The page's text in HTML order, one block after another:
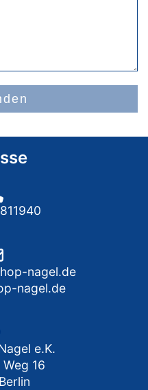
nagel.de
nagel.de
e.K.
16